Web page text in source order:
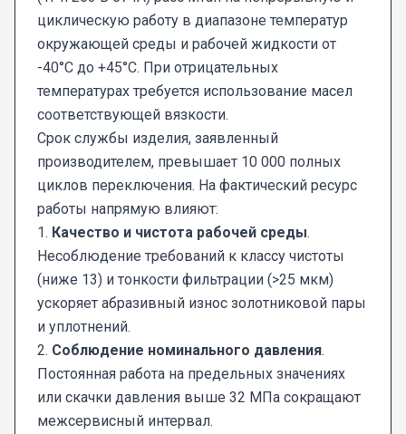
циклическую работу в диапазоне температур
окружающей среды и рабочей жидкости от
-40°C до +45°C. При отрицательных
температурах требуется использование масел
соответствующей вязкости.
Срок службы изделия, заявленный
производителем, превышает 10 000 полных
циклов переключения. На фактический ресурс
работы напрямую влияют:
1. Качество и чистота рабочей среды.
Несоблюдение требований к классу чистоты
(ниже 13) и тонкости фильтрации (>25 мкм)
ускоряет абразивный износ золотниковой пары
и уплотнений.
2. Соблюдение номинального давления.
Постоянная работа на предельных значениях
или скачки давления выше 32 МПа сокращают
межсервисный интервал.